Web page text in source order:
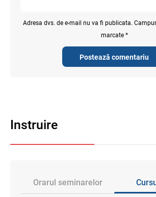
Postează comentariu
Adresa dvs. de e-mail nu va fi publicata.
marcate *
Instruire
Orarul seminarelor